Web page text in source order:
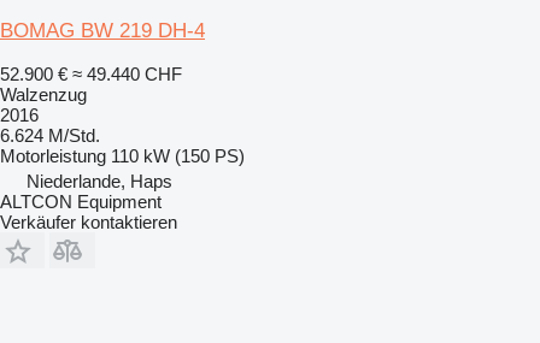
BOMAG BW 219 DH-4
52.900 € ≈ 49.440 CHF
Walzenzug
2016
6.624 M/Std.
Motorleistung 110 kW (150 PS)
Niederlande, Haps
ALTCON Equipment
Verkäufer kontaktieren